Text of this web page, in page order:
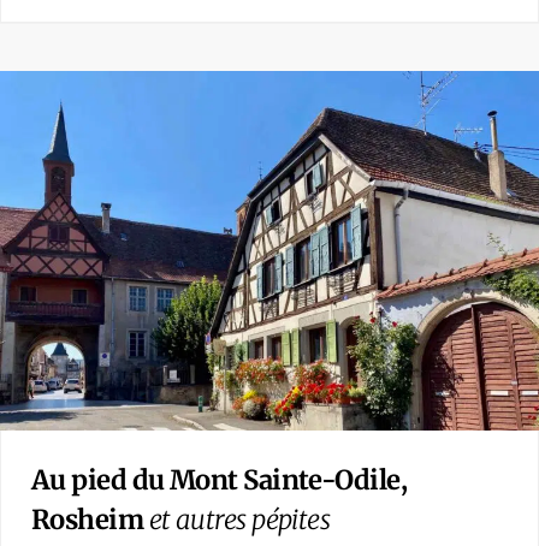
Au pied du Mont Sainte-Odile,
Rosheimet autres pépites